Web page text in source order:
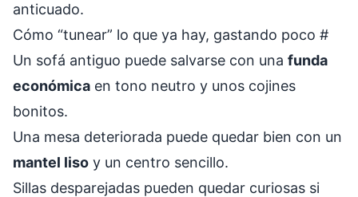
anticuado.
Cómo “tunear” lo que ya hay, gastando poco #
Un sofá antiguo puede salvarse con una funda
económica en tono neutro y unos cojines
bonitos.
Una mesa deteriorada puede quedar bien con un
mantel liso y un centro sencillo.
Sillas desparejadas pueden quedar curiosas si